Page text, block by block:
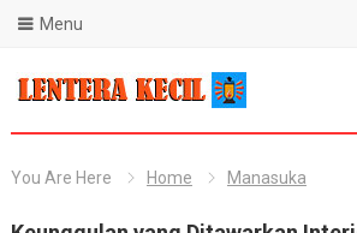
Blog Lentera Kecil
Menu
You Are Here Home Manasuka